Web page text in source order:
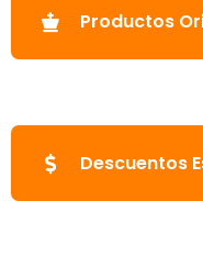
Productos
Descuentos